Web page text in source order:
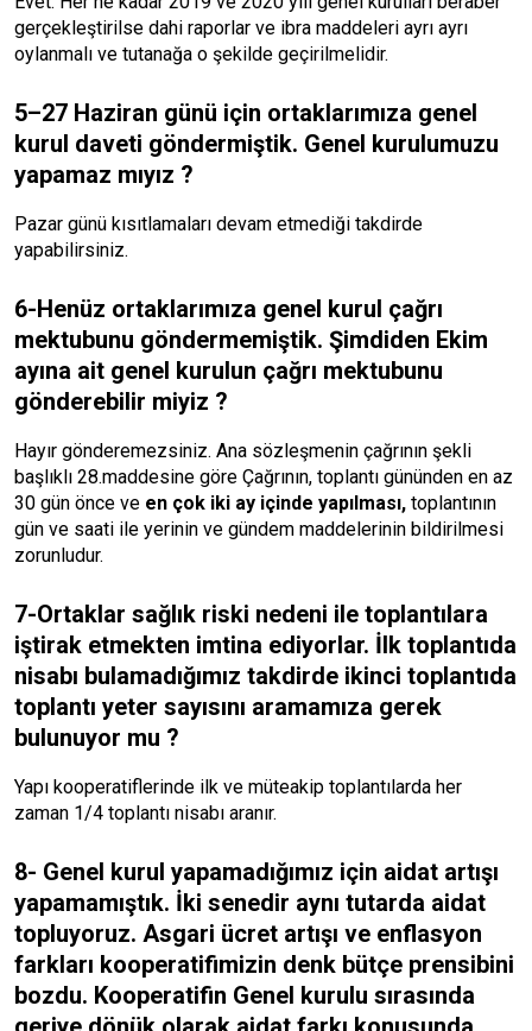
gerçekleştirilse dahi raporlar ve ibra maddeleri ayrı ayrı
oylanmalı ve tutanağa o şekilde geçirilmelidir.
5–27 Haziran günü için ortaklarımıza genel
kurul daveti göndermiştik. Genel kurulumuzu
yapamaz mıyız ?
Pazar günü kısıtlamaları devam etmediği takdirde
yapabilirsiniz.
6-Henüz ortaklarımıza genel kurul çağrı
mektubunu göndermemiştik. Şimdiden Ekim
ayına ait genel kurulun çağrı mektubunu
gönderebilir miyiz ?
Hayır gönderemezsiniz. Ana sözleşmenin çağrının şekli
başlıklı 28.maddesine göre Çağrının, toplantı gününden en az
30 gün önce ve en çok iki ay içinde yapılması, toplantının
gün ve saati ile yerinin ve gündem maddelerinin bildirilmesi
zorunludur.
7-Ortaklar sağlık riski nedeni ile toplantılara
iştirak etmekten imtina ediyorlar. İlk toplantıda
nisabı bulamadığımız takdirde ikinci toplantıda
toplantı yeter sayısını aramamıza gerek
bulunuyor mu ?
Yapı kooperatiflerinde ilk ve müteakip toplantılarda her
zaman 1/4 toplantı nisabı aranır.
8- Genel kurul yapamadığımız için aidat artışı
yapamamıştık. İki senedir aynı tutarda aidat
topluyoruz. Asgari ücret artışı ve enflasyon
farkları kooperatifimizin denk bütçe prensibini
bozdu. Kooperatifin Genel kurulu sırasında